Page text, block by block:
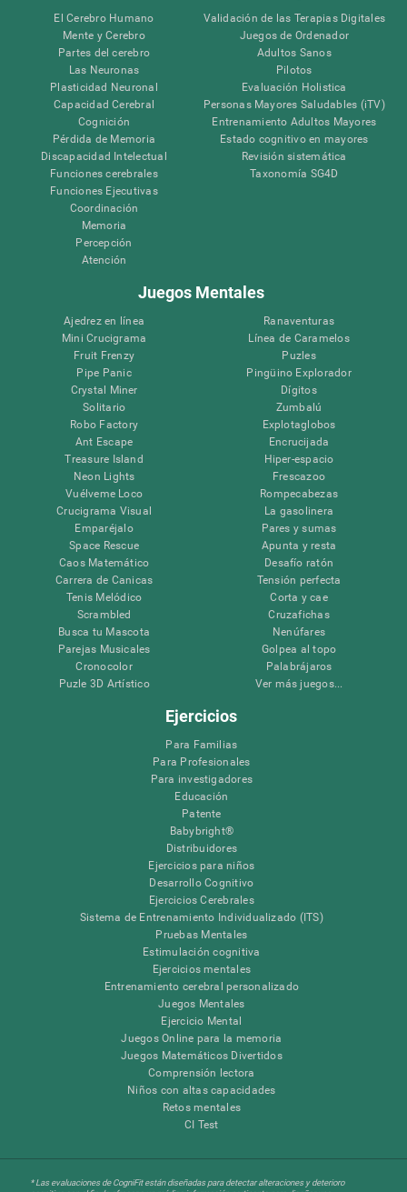
El Cerebro Humano
Mente y Cerebro
Partes del cerebro
Las Neuronas
Plasticidad Neuronal
Capacidad Cerebral
Cognición
Pérdida de Memoria
Discapacidad Intelectual
Funciones cerebrales
Funciones Ejecutivas
Coordinación
Memoria
Percepción
Atención
Validación de las Terapias Digitales
Juegos de Ordenador
Adultos Sanos
Pilotos
Evaluación Holistica
Personas Mayores Saludables (iTV)
Entrenamiento Adultos Mayores
Estado cognitivo en mayores
Revisión sistemática
Taxonomía SG4D
Juegos Mentales
Ajedrez en línea
Mini Crucigrama
Fruit Frenzy
Pipe Panic
Crystal Miner
Solitario
Robo Factory
Ant Escape
Treasure Island
Neon Lights
Vuélveme Loco
Crucigrama Visual
Emparéjalo
Space Rescue
Caos Matemático
Carrera de Canicas
Tenis Melódico
Scrambled
Busca tu Mascota
Parejas Musicales
Cronocolor
Puzle 3D Artístico
Ranaventuras
Línea de Caramelos
Puzles
Pingüino Explorador
Dígitos
Zumbalú
Explotaglobos
Encrucijada
Hiper-espacio
Frescazoo
Rompecabezas
La gasolinera
Pares y sumas
Apunta y resta
Desafío ratón
Tensión perfecta
Corta y cae
Cruzafichas
Nenúfares
Golpea al topo
Palabrájaros
Ver más juegos...
Ejercicios
Para Familias
Para Profesionales
Para investigadores
Educación
Patente
Babybright®
Distribuidores
Ejercicios para niños
Desarrollo Cognitivo
Ejercicios Cerebrales
Sistema de Entrenamiento Individualizado (ITS)
Pruebas Mentales
Estimulación cognitiva
Ejercicios mentales
Entrenamiento cerebral personalizado
Juegos Mentales
Ejercicio Mental
Juegos Online para la memoria
Juegos Matemáticos Divertidos
Comprensión lectora
Niños con altas capacidades
Retos mentales
CI Test
* Las evaluaciones de CogniFit están diseñadas para detectar alteraciones y deterioro